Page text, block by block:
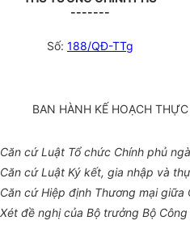
-------
Số: 188/QĐ-TTg
BAN HÀNH KẾ HOẠCH
Căn cứ Luật Tổ chức Chính phủ
Căn cứ Luật Ký kết, gia nhập và
Căn cứ Hiệp định Thương mại
Xét đề nghị của Bộ trưởng Bộ